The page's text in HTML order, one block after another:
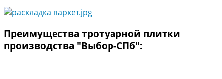
Преимущества тротуарной плитки
производства "Выбор-СПб":